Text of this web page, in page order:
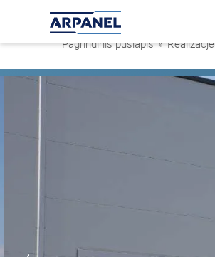
Pagrindinis puslapis » Realizacje